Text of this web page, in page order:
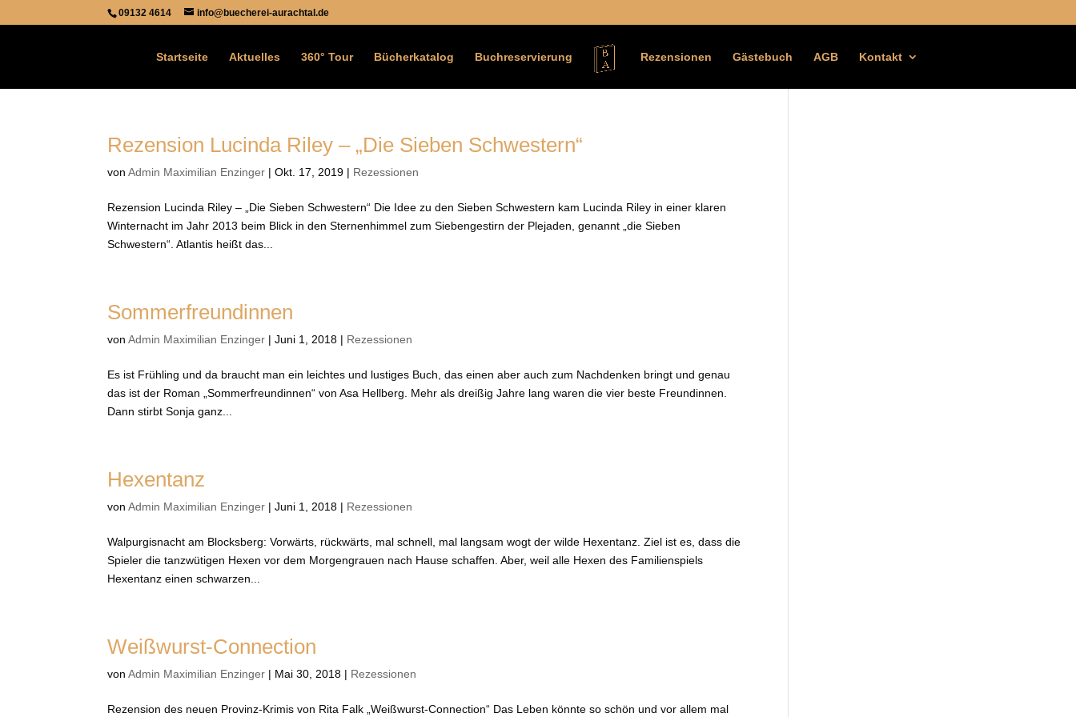
09132 4614 info@buecherei-aurachtal.de
Startseite Aktuelles 360° Tour Bücherkatalog Buchreservierung Rezensionen Gästebuch AGB Kontakt
Rezension Lucinda Riley – „Die Sieben Schwestern“
vonAdmin Maximilian Enzinger |Okt. 17, 2019 | Rezessionen
Rezension Lucinda Riley – „Die Sieben Schwestern“ Die Idee zu den Sieben Schwestern kam Lucinda Riley in einer klaren
Winternacht im Jahr 2013 beim Blick in den Sternenhimmel zum Siebengestirn der Plejaden, genannt „die Sieben
Schwestern“. Atlantis heißt das...
Sommerfreundinnen
vonAdmin Maximilian Enzinger |Juni 1, 2018 | Rezessionen
Es ist Frühling und da braucht man ein leichtes und lustiges Buch, das einen aber auch zum Nachdenken bringt und genau
das ist der Roman „Sommerfreundinnen“ von Asa Hellberg. Mehr als dreißig Jahre lang waren die vier beste Freundinnen.
Dann stirbt Sonja ganz...
Hexentanz
vonAdmin Maximilian Enzinger |Juni 1, 2018 | Rezessionen
Walpurgisnacht am Blocksberg: Vorwärts, rückwärts, mal schnell, mal langsam wogt der wilde Hexentanz. Ziel ist es, dass die
Spieler die tanzwütigen Hexen vor dem Morgengrauen nach Hause schaffen. Aber, weil alle Hexen des Familienspiels
Hexentanz einen schwarzen...
Weißwurst-Connection
vonAdmin Maximilian Enzinger | Mai 30, 2018 | Rezessionen
Rezension des neuen Provinz-Krimis von Rita Falk „Weißwurst-Connection“ Das Leben könnte so schön und vor allem mal